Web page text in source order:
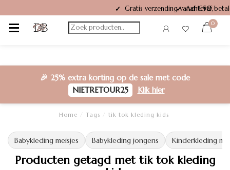
✓ Gratis verzending vanaf €50,-
0
🎉 25% extra korting op de sale met code
NIETRETOUR25
Klik hier
Home Tags tik tok kleding kids
Babykleding meisjes Babykleding jongens Kinderkleding
Producten getagd met tik tok kleding